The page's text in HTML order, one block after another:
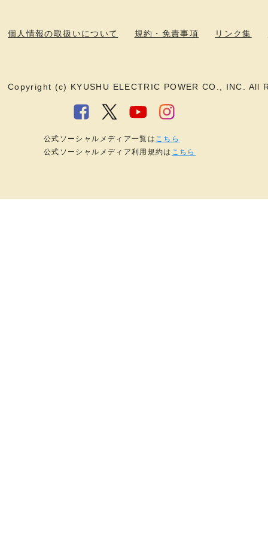
個人情報の取扱いについて 規約・免責事項 リンク集
Copyright (c) KYUSHU ELECTRIC POWER CO., INC. All
公式ソーシャルメディア一覧は こちら
公式ソーシャルメディア利用規約は こちら